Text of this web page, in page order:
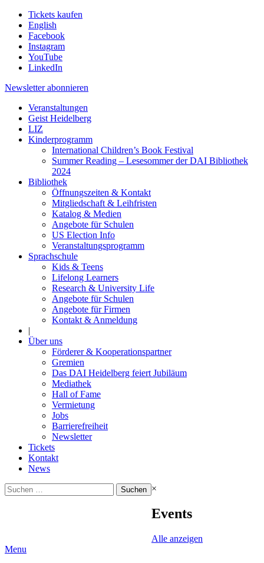
Tickets kaufen
English
Facebook
Instagram
YouTube
LinkedIn
Newsletter abonnieren
Veranstaltungen
Geist Heidelberg
LIZ
Kinderprogramm
International Children’s Book Festival
Summer Reading – Lesesommer der DAI Bibliothek
2024
Bibliothek
Öffnungszeiten & Kontakt
Mitgliedschaft & Leihfristen
Katalog & Medien
Angebote für Schulen
US Election Info
Veranstaltungsprogramm
Sprachschule
Kids & Teens
Lifelong Learners
Research & University Life
Angebote für Schulen
Angebote für Firmen
Kontakt & Anmeldung
|
Über uns
Förderer & Kooperationspartner
Gremien
Das DAI Heidelberg feiert Jubiläum
Mediathek
Hall of Fame
Vermietung
Jobs
Barrierefreiheit
Newsletter
Tickets
Kontakt
News
Suchen
nach:
×
Events
Alle anzeigen
Menu